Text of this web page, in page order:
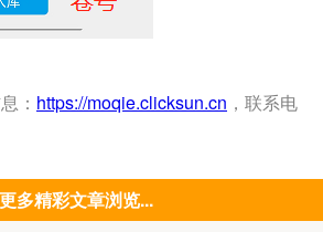
： https://moqie.clicksun.cn ，联系电
更多精彩文章浏览...